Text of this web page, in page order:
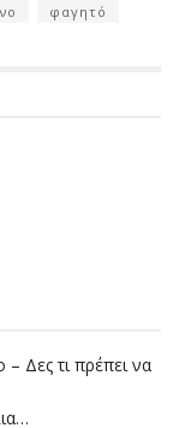
φαγητό
Δες τι πρέπει να